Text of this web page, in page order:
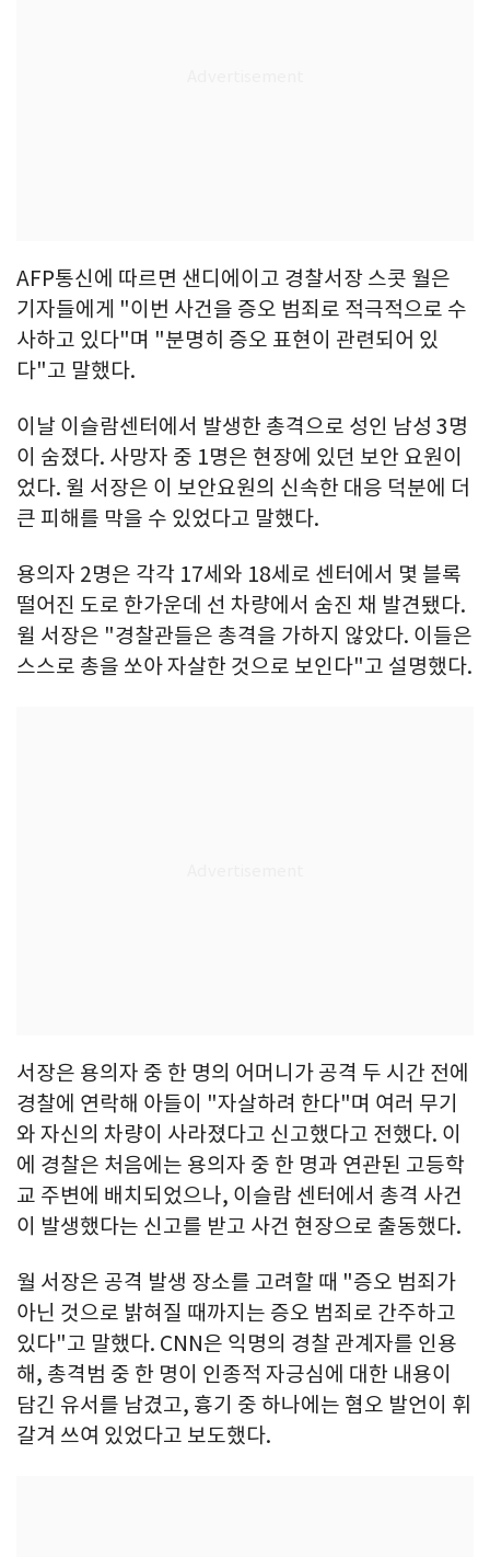
AFP통신에 따르면 샌디에이고 경찰서장 스콧 월은
기자들에게 "이번 사건을 증오 범죄로 적극적으로 수
사하고 있다"며 "분명히 증오 표현이 관련되어 있
다"고 말했다.
이날 이슬람센터에서 발생한 총격으로 성인 남성 3명
이 숨졌다. 사망자 중 1명은 현장에 있던 보안 요원이
었다. 윌 서장은 이 보안요원의 신속한 대응 덕분에 더
큰 피해를 막을 수 있었다고 말했다.
용의자 2명은 각각 17세와 18세로 센터에서 몇 블록
떨어진 도로 한가운데 선 차량에서 숨진 채 발견됐다.
윌 서장은 "경찰관들은 총격을 가하지 않았다. 이들은
스스로 총을 쏘아 자살한 것으로 보인다"고 설명했다.
서장은 용의자 중 한 명의 어머니가 공격 두 시간 전에
경찰에 연락해 아들이 "자살하려 한다"며 여러 무기
와 자신의 차량이 사라졌다고 신고했다고 전했다. 이
에 경찰은 처음에는 용의자 중 한 명과 연관된 고등학
교 주변에 배치되었으나, 이슬람 센터에서 총격 사건
이 발생했다는 신고를 받고 사건 현장으로 출동했다.
월 서장은 공격 발생 장소를 고려할 때 "증오 범죄가
아닌 것으로 밝혀질 때까지는 증오 범죄로 간주하고
있다"고 말했다. CNN은 익명의 경찰 관계자를 인용
해, 총격범 중 한 명이 인종적 자긍심에 대한 내용이
담긴 유서를 남겼고, 흉기 중 하나에는 혐오 발언이 휘
갈겨 쓰여 있었다고 보도했다.